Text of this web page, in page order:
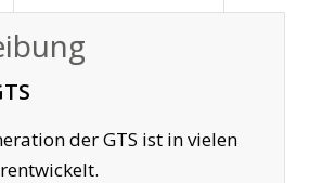
der GTS ist in vielen